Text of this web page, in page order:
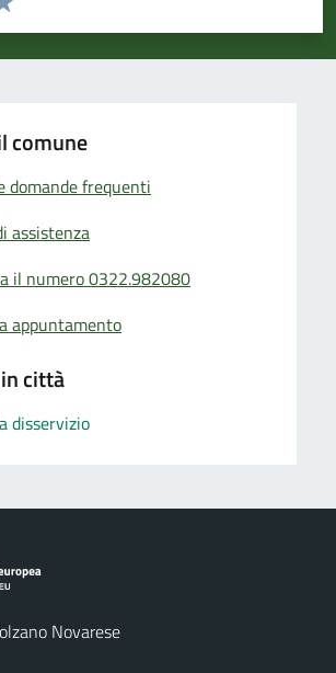
5 stelle su 5
4 stelle su 5
su 5
su 5
5
comune
domande frequenti
assistenza
il numero 0322.982080
appuntamento
città
disservizio
Novarese